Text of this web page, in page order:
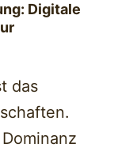
Digitale
das